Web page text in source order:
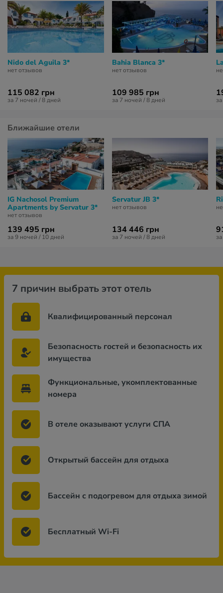
Nido del Aguila 3*
нет отзывов
115 082 грн
за 7 ночей / 8 дней
Bahia Blanca 3*
нет отзывов
109 985 грн
за 7 ночей / 8 дней
Ближайшие отели
IG Nachosol Premium
Apartments by Servatur 3*
нет отзывов
139 495 грн
за 9 ночей / 10 дней
Servatur JB 3*
нет отзывов
134 446 грн
за 7 ночей / 8 дней
7 причин выбрать этот отель
Квалифицированный персонал
Безопасность гостей и безопасность их
имущества
Функциональные, укомплектованные
номера
В отеле оказывают услуги СПА
Открытый бассейн для отдыха
Бассейн с подогревом для отдыха зимой
Бесплатный Wi-Fi